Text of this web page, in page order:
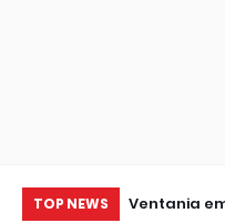
TOP NEWS
Ventania